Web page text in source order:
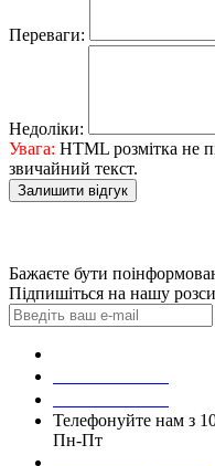
Переваги:
Недоліки:
Увага: HTML розмітка не
звичайний текст.
Залишити відгук
Бажаєте бути
Підпишіться на нашу
Телефонуйте нам з
Пн-Пт